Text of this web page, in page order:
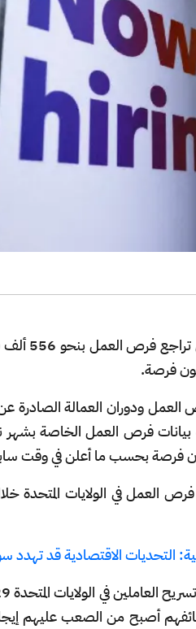
كشفت
ودوران العمالة الصادرة عن
العمل في الولايات المتحدة
التحديات الاقتصادية قد تهدد
أصبح من الصعب عليهم